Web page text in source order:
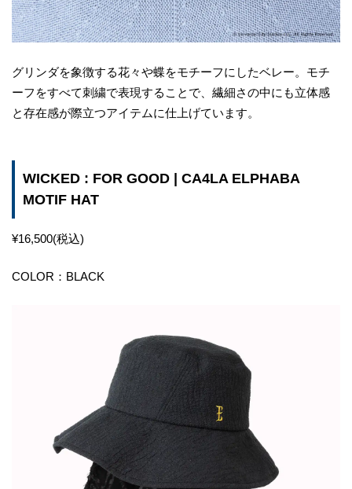
グリンダを象徴する花々や蝶をモチーフにしたベレー。モチ
ーフをすべて刺繍で表現することで、繊細さの中にも立体感
と存在感が際立つアイテムに仕上げています。
WICKED : FOR GOOD | CA4LA ELPHABA
MOTIF HAT
¥16,500(税込)
COLOR：BLACK